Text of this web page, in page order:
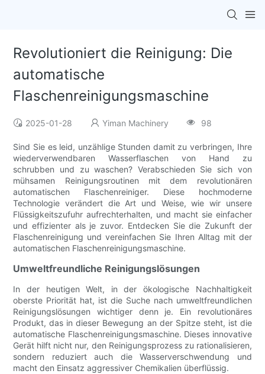
Revolutioniert die Reinigung: Die
automatische
Flaschenreinigungsmaschine
2025-01-28 Yiman Machinery 98
Sind Sie es leid, unzählige Stunden damit zu verbringen, Ihre
wiederverwendbaren Wasserflaschen von Hand zu
schrubben und zu waschen? Verabschieden Sie sich von
mühsamen Reinigungsroutinen mit dem revolutionären
automatischen Flaschenreiniger. Diese hochmoderne
Technologie verändert die Art und Weise, wie wir unsere
Flüssigkeitszufuhr aufrechterhalten, und macht sie einfacher
und effizienter als je zuvor. Entdecken Sie die Zukunft der
Flaschenreinigung und vereinfachen Sie Ihren Alltag mit der
automatischen Flaschenreinigungsmaschine.
Umweltfreundliche Reinigungslösungen
In der heutigen Welt, in der ökologische Nachhaltigkeit
oberste Priorität hat, ist die Suche nach umweltfreundlichen
Reinigungslösungen wichtiger denn je. Ein revolutionäres
Produkt, das in dieser Bewegung an der Spitze steht, ist die
automatische Flaschenreinigungsmaschine. Dieses innovative
Gerät hilft nicht nur, den Reinigungsprozess zu rationalisieren,
sondern reduziert auch die Wasserverschwendung und
macht den Einsatz aggressiver Chemikalien überflüssig.